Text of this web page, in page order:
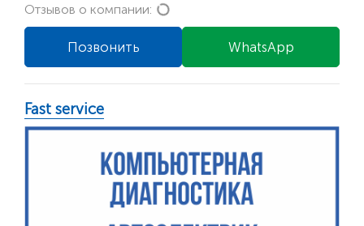
Отзывов о компании:
WhatsApp
Позвонить
Fast service